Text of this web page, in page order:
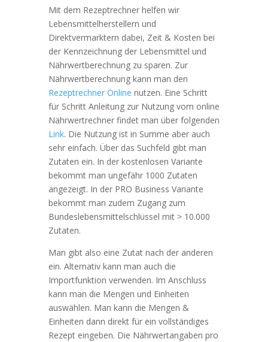
Mit dem Rezeptrechner helfen wir
Lebensmittelherstellern und
Direktvermarktern dabei, Zeit & Kosten bei
der Kennzeichnung der Lebensmittel und
Nährwertberechnung zu sparen. Zur
Nährwertberechnung kann man den
Rezeptrechner Online nutzen. Eine Schritt
für Schritt Anleitung zur Nutzung vom online
Nährwertrechner findet man über folgenden
Link. Die Nutzung ist in Summe aber auch
sehr einfach. Über das Suchfeld gibt man
Zutaten ein. In der kostenlosen Variante
bekommt man ungefähr 1000 Zutaten
angezeigt. In der PRO Business Variante
bekommt man zudem Zugang zum
Bundeslebensmittelschlüssel mit > 10.000
Zutaten.
Man gibt also eine Zutat nach der anderen
ein. Alternativ kann man auch die
Importfunktion verwenden. Im Anschluss
kann man die Mengen und Einheiten
auswählen. Man kann die Mengen &
Einheiten dann direkt für ein vollständiges
Rezept eingeben. Die Nährwertangaben pro